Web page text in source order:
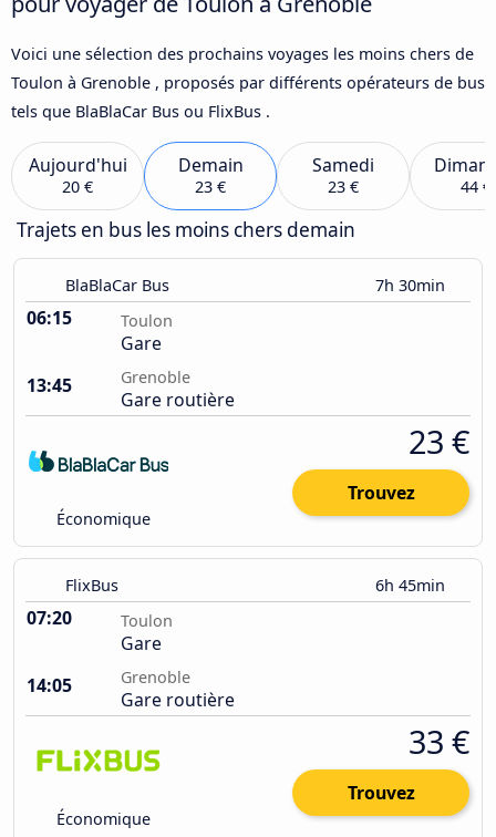
Voici une sélection des prochains voyages les moins chers de
Toulon à Grenoble , proposés par différents opérateurs de bus
tels que BlaBlaCar Bus ou FlixBus .
Aujourd'hui
20 €
Demain
23 €
Samedi
23 € 44 €
Trajets en bus les moins chers demain
BlaBlaCar Bus 7h 30min
06:15 Toulon
Gare
13:45
Grenoble
Gare routière
Économique
23 €
Trouvez
FlixBus 6h 45min
07:20 Toulon
Gare
14:05
Grenoble
Gare routière
Économique
33 €
Trouvez